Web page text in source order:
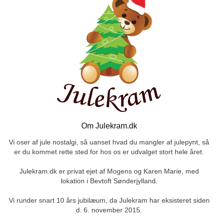
Om Julekram.dk
Vi oser af jule nostalgi, så uanset hvad du mangler af julepynt, så
er du kommet rette sted for hos os er udvalget stort hele året.
Julekram.dk er privat ejet af Mogens og Karen Marie, med
lokation i Bevtoft Sønderjylland.
Vi runder snart 10 års jubilæum, da Julekram har eksisteret siden
d. 6. november 2015.